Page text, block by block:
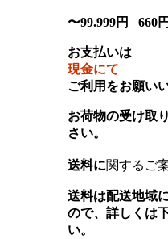
〜99.999円 660円
お支払いは
現金にて
ご利用をお願い
お荷物の受け取
さい。
送料に関するご
送料は配送地域
ので、詳しくは
い。